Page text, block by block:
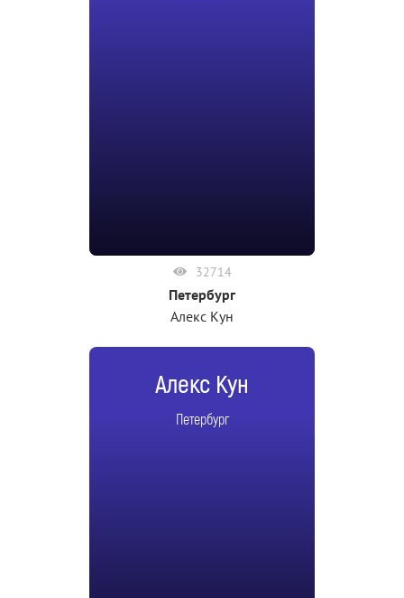
32714
Петербург
Алекс Кун
Алекс Кун
Петербург